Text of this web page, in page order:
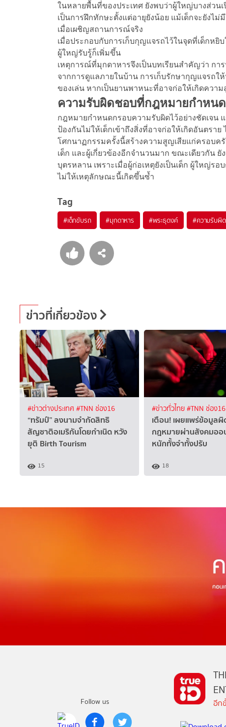
ในหลายพื้นที่ของประเทศ ยังพบว่าผู้ใหญ่บางส่วน
เป็นการฝึกทักษะตั้งแต่อายุยังน้อย แม้เด็กจะยัง
เมื่อเผชิญสถานการณ์จริง
เมื่อประกอบกับการเก็บกุญแจรถไว้ในจุดที่เด็กหยิ
ผู้ใหญ่รับรู้ก็เพิ่มขึ้น
เหตุการณ์ที่มุกดาหารจึงเป็นบทเรียนสำคัญว่า กา
จากการดูแลภายในบ้าน การเก็บรักษากุญแจรถใ
ของเล่น หากเป็นยานพาหนะที่อาจก่อให้เกิดควา
ความรับผิดชอบที่กฎหมายกำหน
กฎหมายกำหนดกรอบความรับผิดไว้อย่างชัดเจ
ป้องกันไม่ให้เด็กเข้าถึงสิ่งที่อาจก่อให้เกิดอันตรา
โศกนาฏกรรมครั้งนี้สร้างความสูญเสียแก่ครอบค
เด็ก และผู้เกี่ยวข้องอีกจำนวนมาก ขณะเดียวกัน
บุตรหลาน เพราะเมื่อผู้ก่อเหตุยังเป็นเด็ก ผู้ใหญ่
ไม่ให้เหตุลักษณะนี้เกิดขึ้นซ้ำ
Tag
#เด็กขับรถ #มุกดาหาร #พระธุดงค์ #ความรับผิ
ข่าวที่เกี่ยวข้อง
#ข่าวต่างประเทศ #TNN ช่อง16
“ทรัมป์” ลงนามจำกัดสิทธิ
สัญชาติอเมริกันโดยกำเนิด หวัง
ยุติ Birth Tourism
15
#ข่าวทั่วไทย#TNN ช่อง16
เตือน! เผยแพร่ข้อมูล
กฎหมายผ่านสังคมออ
หนักทั้งจำทั้งปรับ
18
Follow us อีก